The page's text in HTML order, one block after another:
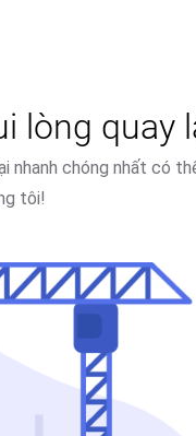
lòng quay
nhanh chóng nhất có
tôi!